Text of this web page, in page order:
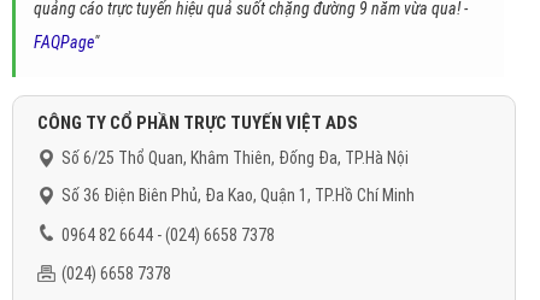
quảng cáo trực tuyến hiệu quả suốt chặng đường 9 năm vừa qua! -
FAQPage"
CÔNG TY CỔ PHẦN TRỰC TUYẾN VIỆT ADS
Số 6/25 Thổ Quan, Khâm Thiên, Đống Đa, TP.Hà Nội
Số 36 Điện Biên Phủ, Đa Kao, Quận 1, TP.Hồ Chí Minh
0964 82 6644 - (024) 6658 7378
(024) 6658 7378